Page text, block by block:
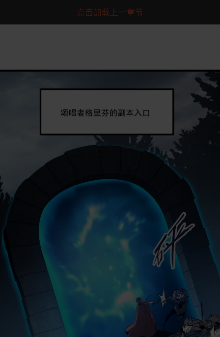
点击加载上一章节